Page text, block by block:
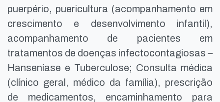
puerpério, puericultura (acompanhamento em
crescimento e desenvolvimento infantil),
acompanhamento de pacientes em
tratamentos de doenças infectocontagiosas –
Hanseníase e Tuberculose; Consulta médica
(clínico geral, médico da família), prescrição
de medicamentos, encaminhamento para